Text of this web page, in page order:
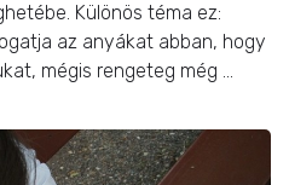
Különös téma ez:
az anyákat abban, hogy
mégis rengeteg még ...